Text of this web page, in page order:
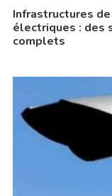
Infrastructures
électriques : des
complets